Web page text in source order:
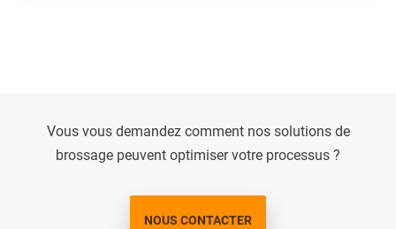
Vous vous demandez comment nos solutions de
brossage peuvent optimiser votre processus ?
NOUS CONTACTER